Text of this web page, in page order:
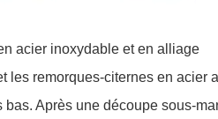
acier inoxydable et en alliage
les remorques-citernes en acier
Après une découpe sous-